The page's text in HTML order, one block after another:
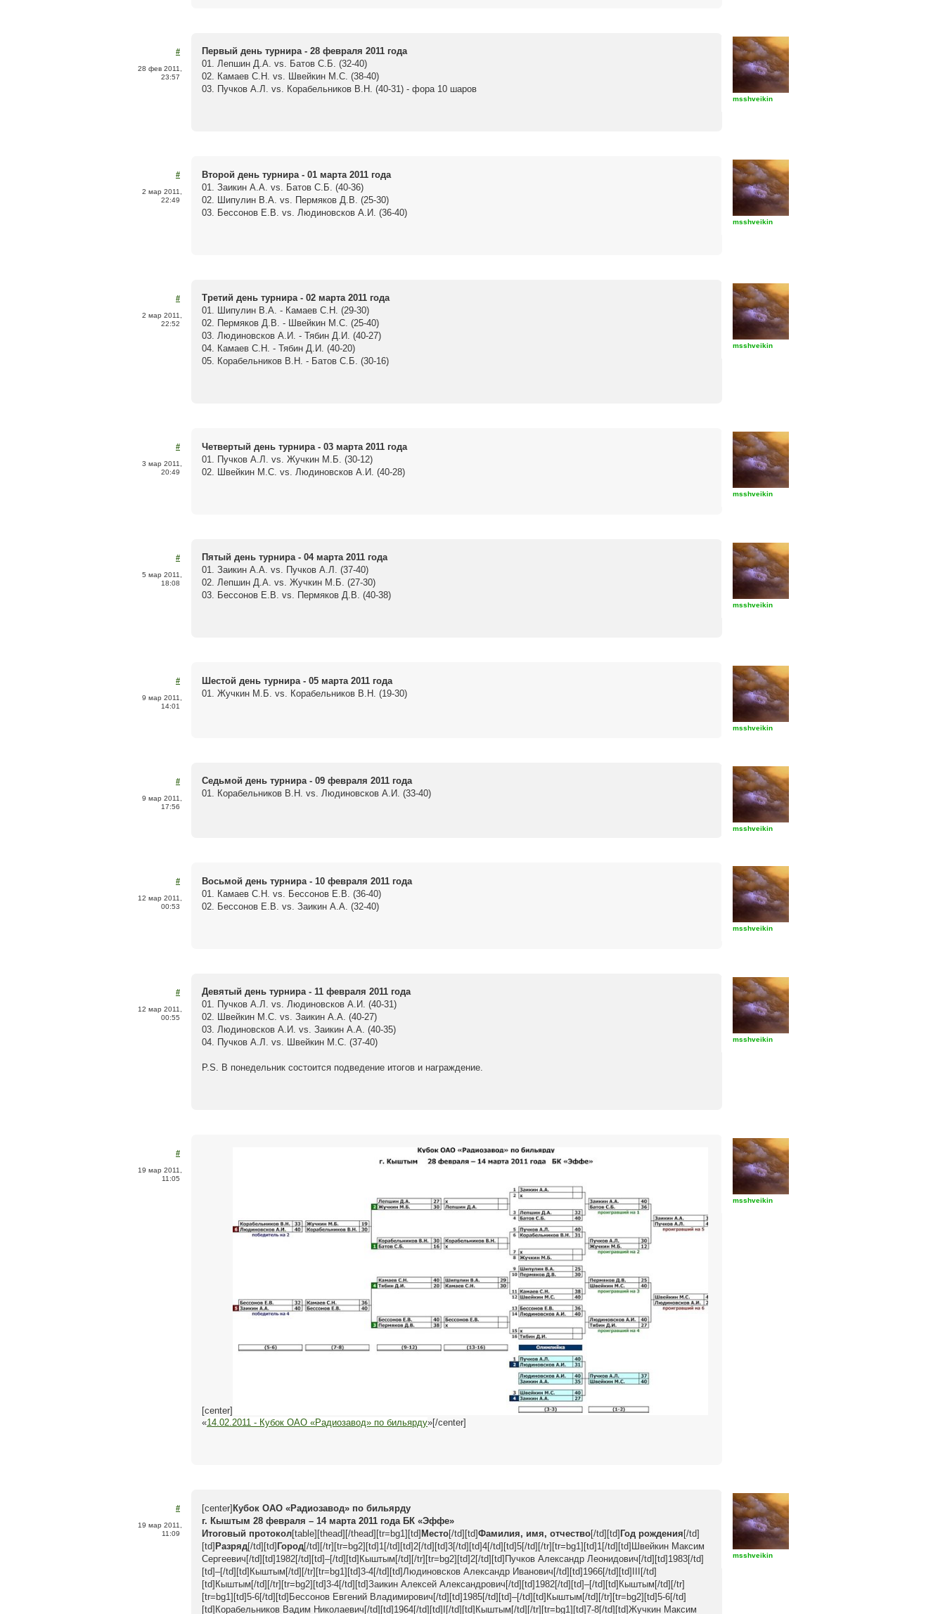
#
28 фев 2011,
23:57
Первый день турнира - 28 февраля 2011 года
01. Лепшин Д.А. vs. Батов С.Б. (32-40)
02. Камаев С.Н. vs. Швейкин М.С. (38-40)
03. Пучков А.Л. vs. Корабельников В.Н. (40-31) - фора 10 шаров
msshveikin
#
2 мар 2011,
22:49
Второй день турнира - 01 марта 2011 года
01. Заикин А.А. vs. Батов С.Б. (40-36)
02. Шипулин В.А. vs. Пермяков Д.В. (25-30)
03. Бессонов Е.В. vs. Людиновсков А.И. (36-40)
msshveikin
#
2 мар 2011,
22:52
Третий день турнира - 02 марта 2011 года
01. Шипулин В.А. - Камаев С.Н. (29-30)
02. Пермяков Д.В. - Швейкин М.С. (25-40)
03. Людиновсков А.И. - Тябин Д.И. (40-27)
04. Камаев С.Н. - Тябин Д.И. (40-20)
05. Корабельников В.Н. - Батов С.Б. (30-16)
msshveikin
#
3 мар 2011,
20:49
Четвертый день турнира - 03 марта 2011 года
01. Пучков А.Л. vs. Жучкин М.Б. (30-12)
02. Швейкин М.С. vs. Людиновсков А.И. (40-28)
msshveikin
#
5 мар 2011,
18:08
Пятый день турнира - 04 марта 2011 года
01. Заикин А.А. vs. Пучков А.Л. (37-40)
02. Лепшин Д.А. vs. Жучкин М.Б. (27-30)
03. Бессонов Е.В. vs. Пермяков Д.В. (40-38)
msshveikin
#
9 мар 2011,
14:01
Шестой день турнира - 05 марта 2011 года
01. Жучкин М.Б. vs. Корабельников В.Н. (19-30)
msshveikin
#
9 мар 2011,
17:56
Седьмой день турнира - 09 февраля 2011 года
01. Корабельников В.Н. vs. Людиновсков А.И. (33-40)
msshveikin
#
12 мар 2011,
00:53
Восьмой день турнира - 10 февраля 2011 года
01. Камаев С.Н. vs. Бессонов Е.В. (36-40)
02. Бессонов Е.В. vs. Заикин А.А. (32-40)
msshveikin
#
12 мар 2011,
00:55
Девятый день турнира - 11 февраля 2011 года
01. Пучков А.Л. vs. Людиновсков А.И. (40-31)
02. Швейкин М.С. vs. Заикин А.А. (40-27)
03. Людиновсков А.И. vs. Заикин А.А. (40-35)
04. Пучков А.Л. vs. Швейкин М.С. (37-40)
P.S. В понедельник состоится подведение итогов и награждение.
msshveikin
#
19 мар 2011,
11:05
[center]
«14.02.2011 - Кубок ОАО «Радиозавод» по бильярду»[/center]
msshveikin
#
19 мар 2011,
11:09
[center] Кубок ОАО «Радиозавод» по бильярду
г. Кыштым 28 февраля – 14 марта 2011 года БК «Эффе»
Итоговый протокол[table][thead][/thead][tr=bg1][td] Место[/td][td]Фамилия, имя, отчество[/td][td] Год рождения [/td]
[td] Разряд[/td][td] Город[/td][/tr][tr=bg2][td]1[/td][td]2[/td][td]3[/td][td]4[/td][td]5[/td][/tr][tr=bg1][td]1[/td][td]Швейкин Максим
Сергеевич[/td][td]1982[/td][td]–[/td][td]Кыштым[/td][/tr][tr=bg2][td]2[/td][td]Пучков Александр Леонидович[/td][td]1983[/td]
[td]–[/td][td]Кыштым[/td][/tr][tr=bg1][td]3-4[/td][td]Людиновсков Александр Иванович[/td][td]1966[/td][td]III[/td]
[td]Кыштым[/td][/tr][tr=bg2][td]3-4[/td][td]Заикин Алексей Александрович[/td][td]1982[/td][td]–[/td][td]Кыштым[/td][/tr]
[tr=bg1][td]5-6[/td][td]Бессонов Евгений Владимирович[/td][td]1985[/td][td]–[/td][td]Кыштым[/td][/tr][tr=bg2][td]5-6[/td]
[td]Корабельников Вадим Николаевич[/td][td]1964[/td][td]I[/td][td]Кыштым[/td][/tr][tr=bg1][td]7-8[/td][td]Жучкин Максим
msshveikin